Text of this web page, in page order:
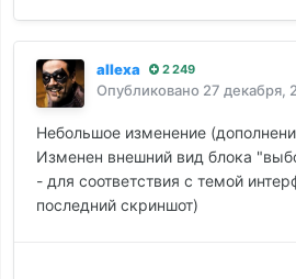
allexa 2 249
Опубликовано 27 декабря,
Небольшое изменение
Изменен внешний вид блока
- для соответствия с темой
последний скриншот)